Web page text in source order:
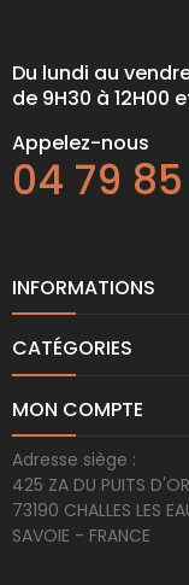
Du lundi au
de 9H30 à 12H00
Appelez-nous
04 79
INFORMATIONS
CATÉGORIES
MON COMPTE
Adresse siège :
425 ZA DU PUITS
73190 CHALLES LES
SAVOIE - FRANCE